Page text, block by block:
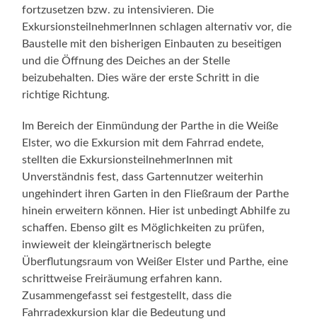
fortzusetzen bzw. zu intensivieren. Die
ExkursionsteilnehmerInnen schlagen alternativ vor, die
Baustelle mit den bisherigen Einbauten zu beseitigen
und die Öffnung des Deiches an der Stelle
beizubehalten. Dies wäre der erste Schritt in die
richtige Richtung.
Im Bereich der Einmündung der Parthe in die Weiße
Elster, wo die Exkursion mit dem Fahrrad endete,
stellten die ExkursionsteilnehmerInnen mit
Unverständnis fest, dass Gartennutzer weiterhin
ungehindert ihren Garten in den Fließraum der Parthe
hinein erweitern können. Hier ist unbedingt Abhilfe zu
schaffen. Ebenso gilt es Möglichkeiten zu prüfen,
inwieweit der kleingärtnerisch belegte
Überflutungsraum von Weißer Elster und Parthe, eine
schrittweise Freiräumung erfahren kann.
Zusammengefasst sei festgestellt, dass die
Fahrradexkursion klar die Bedeutung und